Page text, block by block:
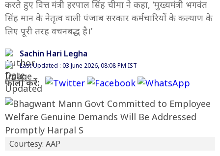
करते हुए वित्त मंत्री हरपाल सिंह चीमा ने कहा, ‘मुख्यमंत्री भगवंत
सिंह मान के नेतृत्व वाली पंजाब सरकार कर्मचारियों के कल्याण के
लिए पूरी तरह वचनबद्ध है।’
Sachin Hari Legha
Last Updated : 03 June 2026, 08:08 PM IST
फॉलो करें:
Courtesy: AAP